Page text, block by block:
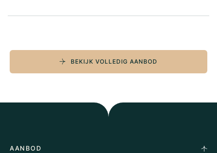
BEKIJK VOLLEDIG AANBOD
AANBOD